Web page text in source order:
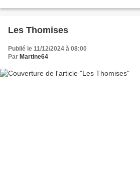
Les Thomises
Publié le 11/12/2024 à 08:00
Par Martine64